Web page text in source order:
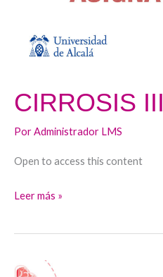
CIRROSIS III
PorAdministrador LMS
Open to access this content
Leer más »
Hepatocarcioma